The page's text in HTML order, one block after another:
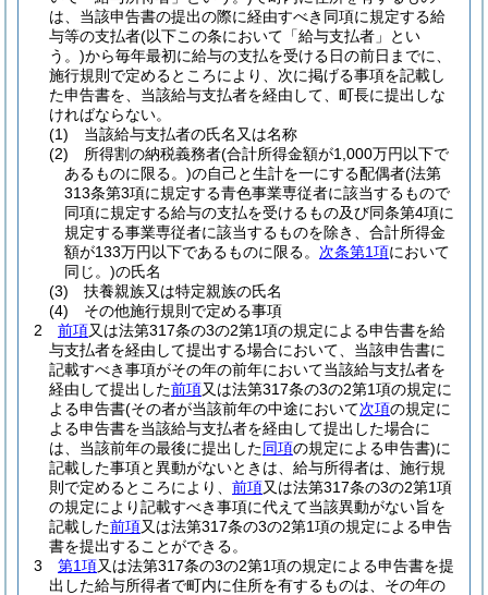
は、当該申告書の提出の際に経由すべき同項に規定する給
与等の支払者(以下この条において「給与支払者」とい
う。)から毎年最初に給与の支払を受ける日の前日までに、
施行規則で定めるところにより、次に掲げる事項を記載し
た申告書を、当該給与支払者を経由して、町長に提出しな
ければならない。
(1)
当該給与支払者の氏名又は名称
(2)
所得割の納税義務者(合計所得金額が1,000万円以下で
あるものに限る。)の自己と生計を一にする配偶者(法第
313条第3項に規定する青色事業専従者に該当するもので
同項に規定する給与の支払を受けるもの及び同条第4項に
規定する事業専従者に該当するものを除き、合計所得金
額が133万円以下であるものに限る。 次条第1項において
同じ。)の氏名
(3)
扶養親族又は特定親族の氏名
(4)
その他施行規則で定める事項
2
前項又は法第317条の3の2第1項の規定による申告書を給
与支払者を経由して提出する場合において、当該申告書に
記載すべき事項がその年の前年において当該給与支払者を
経由して提出した前項又は法第317条の3の2第1項の規定に
よる申告書(その者が当該前年の中途において次項の規定に
よる申告書を当該給与支払者を経由して提出した場合に
は、当該前年の最後に提出した同項の規定による申告書)に
記載した事項と異動がないときは、給与所得者は、施行規
則で定めるところにより、 前項又は法第317条の3の2第1項
の規定により記載すべき事項に代えて当該異動がない旨を
記載した前項又は法第317条の3の2第1項の規定による申告
書を提出することができる。
3
第1項又は法第317条の3の2第1項の規定による申告書を提
出した給与所得者で町内に住所を有するものは、その年の